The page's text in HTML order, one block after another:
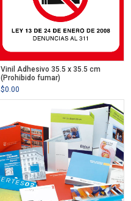
Vinil Adhesivo 35.5 x 35.5 cm
(Prohibido fumar)
$0.00